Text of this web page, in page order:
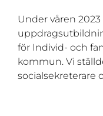
Under våren
för Individ- och
kommun. Vi
socialsekreterare